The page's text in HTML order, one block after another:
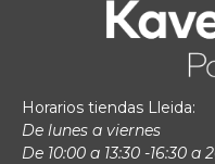
Horarios tiendas Lleida:
De lunes a viernes
De 10:00 a 13:30 -16:30 a